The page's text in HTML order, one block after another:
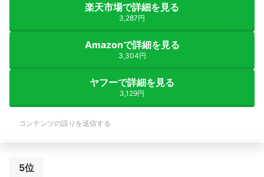
楽天市場で詳細を見る
3,287円
Amazonで詳細を見る
3,304円
ヤフーで詳細を見る
3,129円
コンテンツの誤りを送信する
5位